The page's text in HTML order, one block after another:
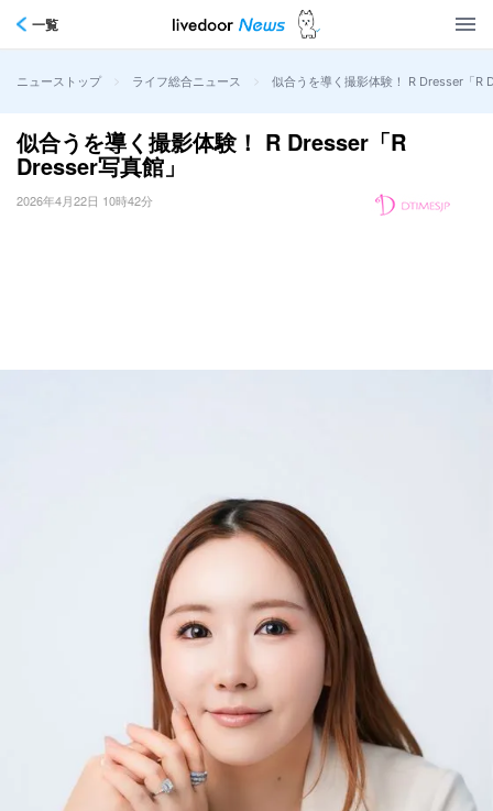
一覧
ニューストップ > ライフ総合ニュース > 似合うを導く撮影体験！ R Dresser「R
似合うを導く撮影体験！ R Dresser「R
Dresser写真館」
2026年4月22日 10時42分